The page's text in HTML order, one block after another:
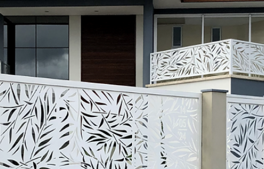
HS PRECISÃO - CASACOR
Casa Cor 2020